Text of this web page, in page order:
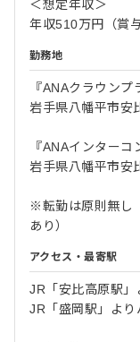
＜想定年収＞
年収510万円（賞
勤務地
『ANAクラウンプ
岩手県八幡平市安
『ANAインター
岩手県八幡平市安
※転勤は原則無し
あり）
アクセス・最寄駅
JR「安比高原駅
JR「盛岡駅」よ